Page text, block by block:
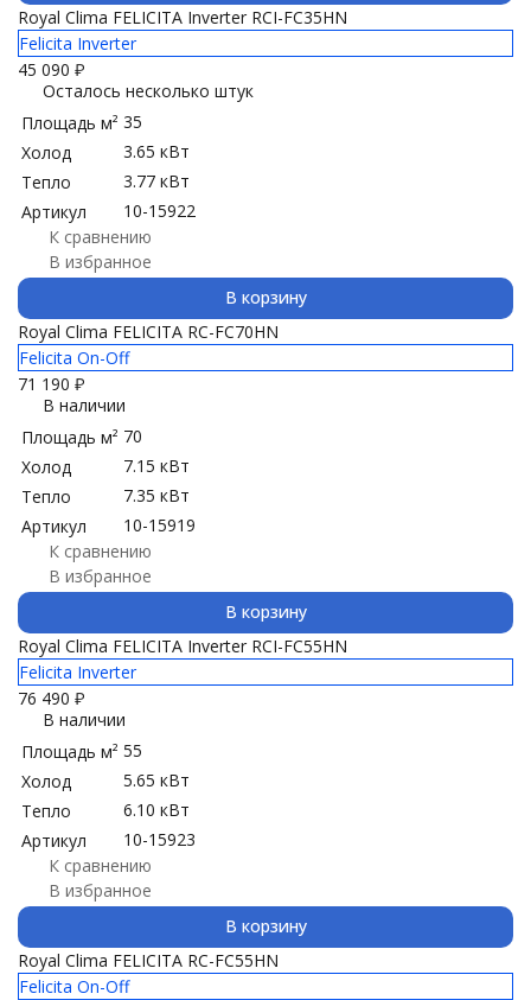
Royal Clima FELICITA Inverter RCI-FC35HN
Felicita Inverter
45 090 ₽
Осталось несколько штук
Площадь м² 35
Холод
3.65 кВт
Тепло
3.77 кВт
Артикул
10-15922
К сравнению
В избранное
В корзину
Royal Clima FELICITA RC-FC70HN
Felicita On-Off
71 190 ₽
В наличии
Площадь м² 70
Холод
7.15 кВт
Тепло
7.35 кВт
Артикул
10-15919
К сравнению
В избранное
В корзину
Royal Clima FELICITA Inverter RCI-FC55HN
Felicita Inverter
76 490 ₽
В наличии
Площадь м² 55
Холод
5.65 кВт
Тепло
6.10 кВт
Артикул
10-15923
К сравнению
В избранное
В корзину
Royal Clima FELICITA RC-FC55HN
Felicita On-Off